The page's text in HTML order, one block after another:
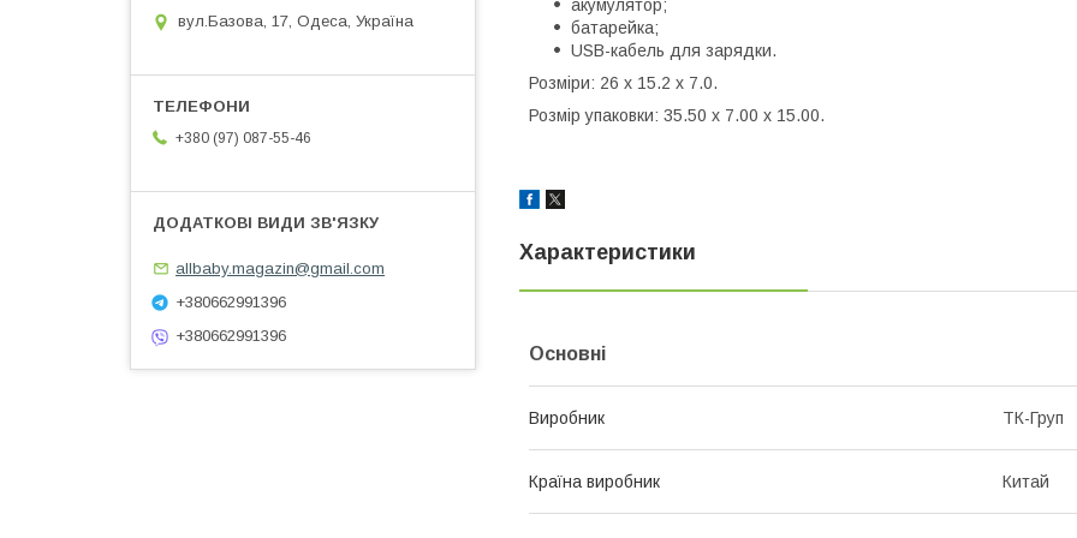
акумулятор;
батарейка;
USB-кабель для зарядки.
Розміри: 26 x 15.2 x 7.0.
Розмір упаковки: 35.50 x 7.00 x 15.00.
Характеристики
Основні
Виробник ТК-Груп
Країна виробник Китай
вул.Базова, 17, Одеса, Україна
+380 (97) 087-55-46
allbaby.magazin@gmail.com
+380662991396
+380662991396